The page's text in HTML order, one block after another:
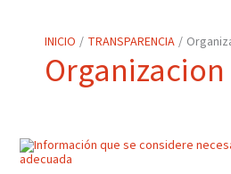
INICIO TRANSPARENCIA
Organizacion
Normativa
Aplicable
A